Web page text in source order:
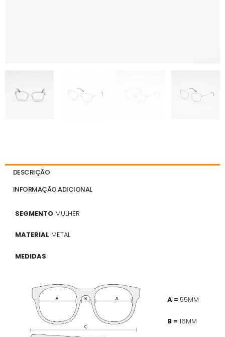
DESCRIÇÃO
INFORMAÇÃO ADICIONAL
SEGMENTO MULHER
MATERIAL METAL
MEDIDAS
A = 55MM
B = 16MM